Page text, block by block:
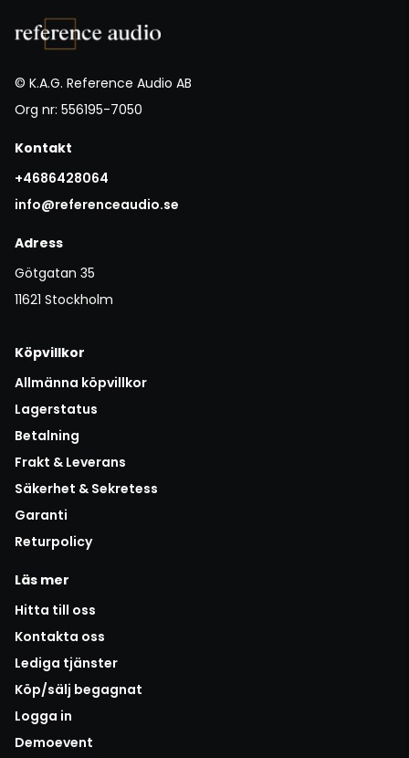
© K.A.G. Reference Audio AB
Org nr: 556195-7050
Kontakt
+4686428064
info@referenceaudio.se
Adress
Götgatan 35
11621 Stockholm
Köpvillkor
Allmänna köpvillkor
Lagerstatus
Betalning
Frakt & Leverans
Säkerhet & Sekretess
Garanti
Returpolicy
Läs mer
Hitta till oss
Kontakta oss
Lediga tjänster
Köp/sälj begagnat
Logga in
Demoevent